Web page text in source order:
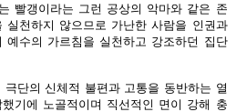
빨갱이라는 그런 공상의 악마와 같은 존
실천하지 않으므로 가난한 사람을 인권과
예수의 가르침을 실천하고 강조하던 집단
단의 신체적 불편과 고통을 동반하는 열
기에 노골적이며 직선적인 면이 강해 충